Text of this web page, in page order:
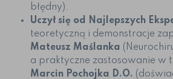
błędny).
Uczył się od Najlepszych
teoretyczną i demonstracje
Mateusz Maślanka
a praktyczne zastosowanie w
Marcin Pochojka D.O.